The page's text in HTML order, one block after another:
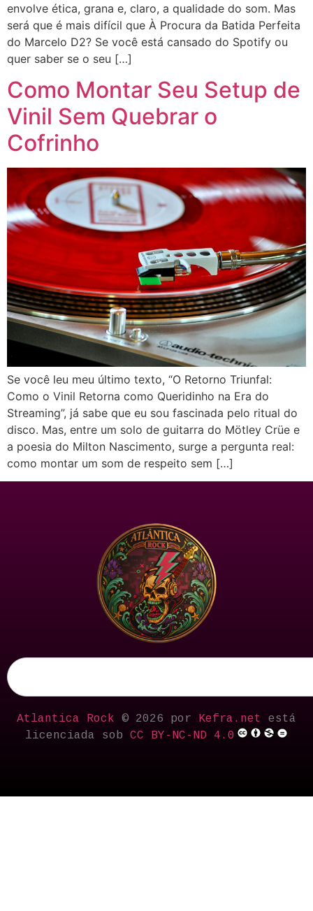
envolve ética, grana e, claro, a qualidade do som. Mas
será que é mais difícil que À Procura da Batida Perfeita
do Marcelo D2? Se você está cansado do Spotify ou
quer saber se o seu […]
Como Montar Seu Setup de
Vinil Sem Quebrar o
Cofrinho
Se você leu meu último texto, “O Retorno Triunfal:
Como o Vinil Retorna como Queridinho na Era do
Streaming”, já sabe que eu sou fascinada pelo ritual do
disco. Mas, entre um solo de guitarra do Mötley Crüe e
a poesia do Milton Nascimento, surge a pergunta real:
como montar um som de respeito sem […]
Atlantica Rock © 2026 por Kefra.net
está
licenciada sob CC BY-NC-ND 4.0